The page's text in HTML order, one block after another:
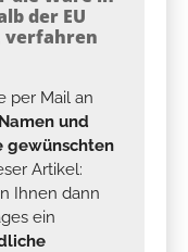
der EU
verfahren
per Mail an
und
gewünschten
Artikel:
Ihnen dann
ein